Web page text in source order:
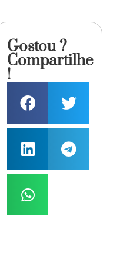
Gostou ?
Compartilhe
!